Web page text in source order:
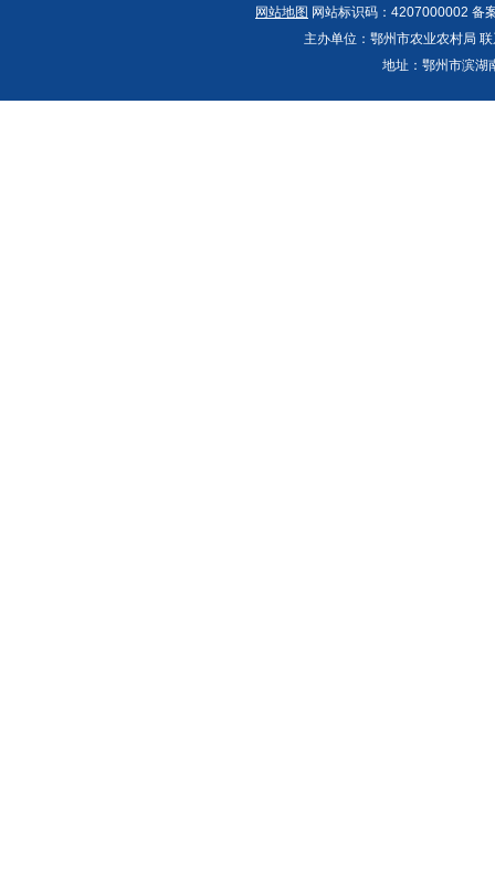
网站地图 网站标识码：4207000002
主办单位：鄂州市农业农村局
地址：鄂州市滨湖